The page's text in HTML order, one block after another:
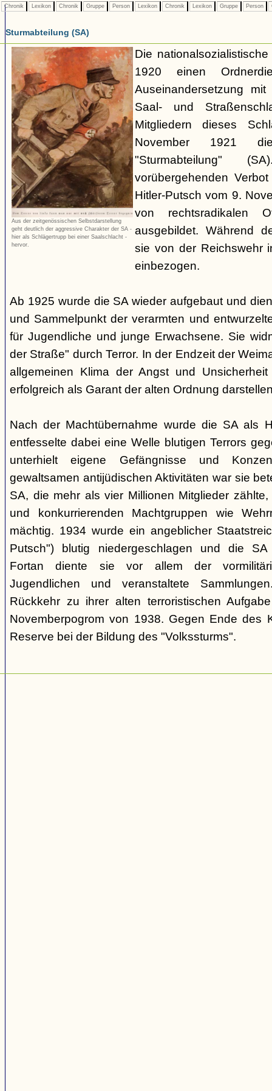
Chronik Lexikon Chronik Gruppe Person Lexikon Chronik Lexikon Gruppe Person
Sturmabteilung (SA)
Aus der zeitgenössischen Selbstdarstellung
geht deutlich der aggressive Charakter der SA -
hier als Schlägertrupp bei einer Saalschlacht -
hervor.
Die
1920 einen
Auseinandersetzung
Saal- und
Mitgliedern dieses
November 1921
"Sturmabteilung"
vorübergehenden
Hitler-Putsch vom 9.
von rechtsradikalen
ausgebildet. Während
sie von der Reichswehr
einbezogen.
Ab 1925 wurde die SA wieder aufgebaut und
und Sammelpunkt der verarmten und
für Jugendliche und junge Erwachsene. Sie
der Straße" durch Terror. In der Endzeit der
allgemeinen Klima der Angst und
erfolgreich als Garant der alten Ordnung
Nach der Machtübernahme wurde die SA als
entfesselte dabei eine Welle blutigen Terrors
unterhielt eigene Gefängnisse und
gewaltsamen antijüdischen Aktivitäten war sie
SA, die mehr als vier Millionen Mitglieder
und konkurrierenden Machtgruppen wie
mächtig. 1934 wurde ein angeblicher
Putsch") blutig niedergeschlagen und die SA
Fortan diente sie vor allem der
Jugendlichen und veranstaltete
Rückkehr zu ihrer alten terroristischen
Novemberpogrom von 1938. Gegen Ende des
Reserve bei der Bildung des "Volkssturms".